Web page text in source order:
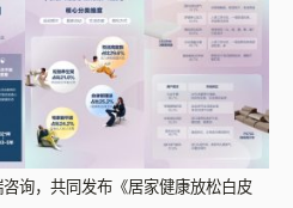
询，共同发布《居家健康放松白皮